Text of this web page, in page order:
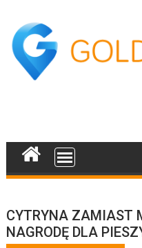
content
CYTRYNA ZAMIAST
NAGRODĘ DLA